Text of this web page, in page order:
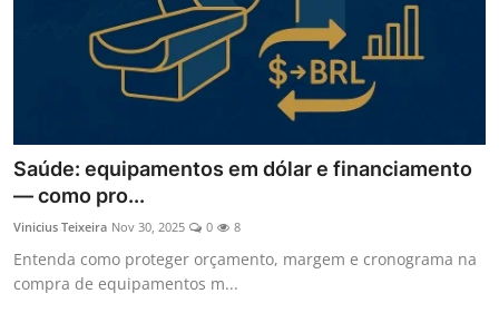
Saúde: equipamentos em dólar e financiamento
— como pro...
Vinicius Teixeira Nov 30, 2025 0 8
Entenda como proteger orçamento, margem e cronograma na
compra de equipamentos m...